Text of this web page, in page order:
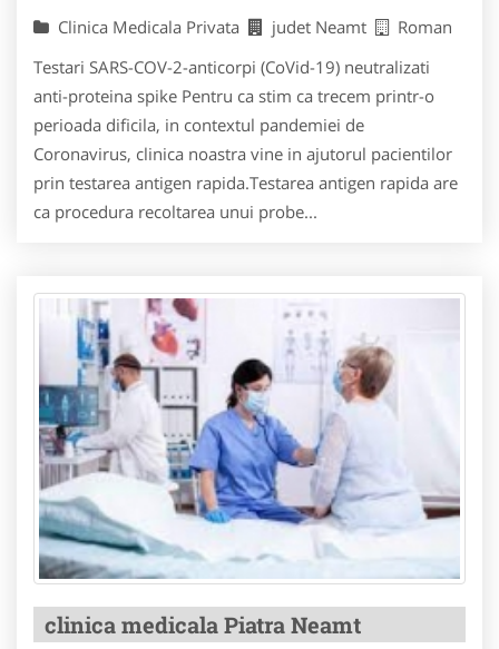
Clinica Medicala Privata judet Neamt
Roman
Testari SARS-COV-2-anticorpi (CoVid-19) neutralizati
anti-proteina spike Pentru ca stim ca trecem printr-o
perioada dificila, in contextul pandemiei de
Coronavirus, clinica noastra vine in ajutorul pacientilor
prin testarea antigen rapida.Testarea antigen rapida are
ca procedura recoltarea unui probe...
clinica medicala Piatra Neamt